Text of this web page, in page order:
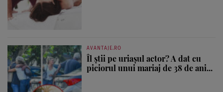
AVANTAJE.RO
Îl știi pe uriașul actor? A dat cu
piciorul unui mariaj de 38 de ani...